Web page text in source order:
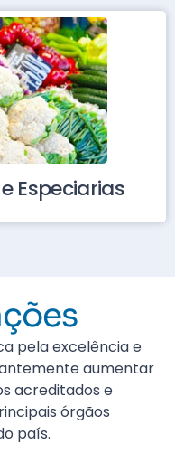
Especiarias
pela excelência e
aumentar
acreditados e
órgãos
país.